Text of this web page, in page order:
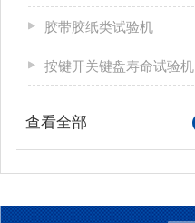
胶带胶纸类试验机
按键开关键盘寿命试验机
查看全部